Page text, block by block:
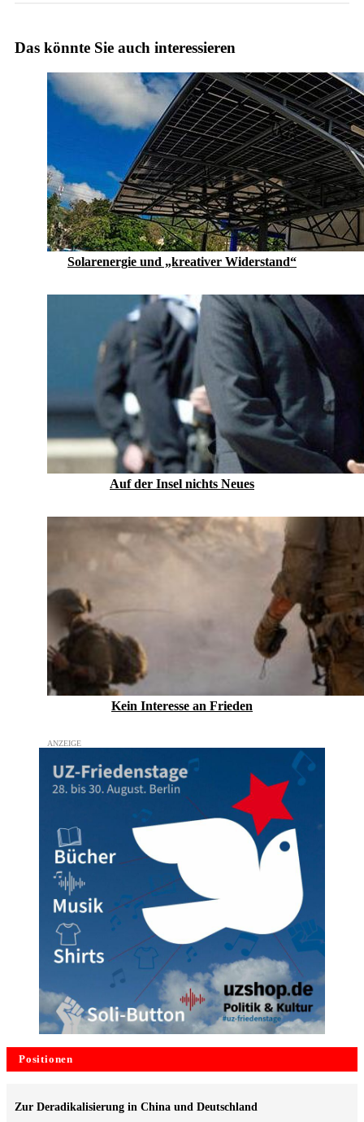
Das könnte Sie auch interessieren
Solarenergie und „kreativer Widerstand“
Auf der Insel nichts Neues
Kein Inte­resse an Frieden
Positionen
Zur Deradikalisierung in China und Deutschland